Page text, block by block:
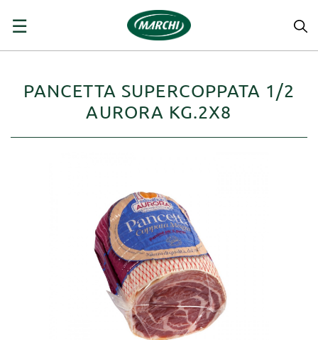
navigazione
☰
PANCETTA SUPERCOPPATA 1/2
AURORA KG.2X8